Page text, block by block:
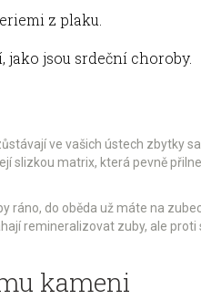
z plaku.
jsou srdeční choroby.
ve vašich ústech zbytky
slizkou matrix, která pevně
ráno, do oběda už máte na
remineralizovat zuby, ale
kameni